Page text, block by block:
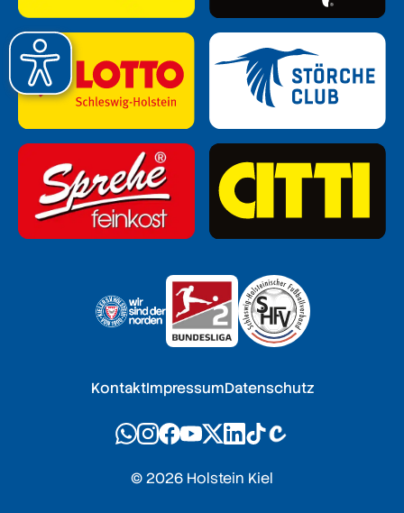
© 2026 Holstein Kiel
KontaktImpressumDatenschutz